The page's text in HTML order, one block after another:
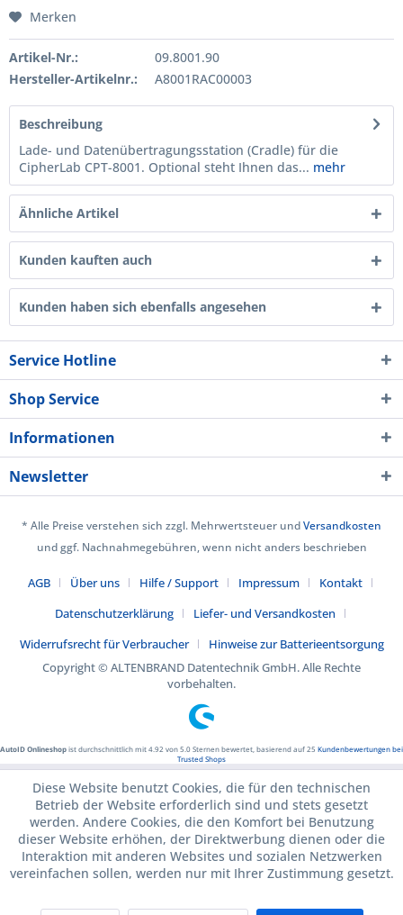
Merken
Artikel-Nr.:
09.8001.90
Hersteller-Artikelnr.:
A8001RAC00003
Beschreibung
Lade- und Datenübertragungsstation (Cradle) für die
CipherLab CPT-8001. Optional steht Ihnen das... mehr
Ähnliche Artikel
Kunden kauften auch
Kunden haben sich ebenfalls angesehen
Service Hotline
Shop Service
Informationen
Newsletter
* Alle Preise verstehen sich zzgl. Mehrwertsteuer undVersandkosten
und ggf. Nachnahmegebühren, wenn nicht anders beschrieben
AGB Über uns Hilfe / Support Impressum
Kontakt
Datenschutzerklärung
Liefer- und Versandkosten
Widerrufsrecht für Verbraucher
Hinweise zur Batterieentsorgung
Copyright © ALTENBRAND Datentechnik GmbH. Alle Rechte
vorbehalten.
AutoID Onlineshopist durchschnittlich mit4.92 von5.0Sternen bewertet, basierend auf25 Kundenbewertungen bei
Trusted Shops
Diese Website benutzt Cookies, die für den technischen
Betrieb der Website erforderlich sind und stets gesetzt
werden. Andere Cookies, die den Komfort bei Benutzung
dieser Website erhöhen, der Direktwerbung dienen oder die
Interaktion mit anderen Websites und sozialen Netzwerken
vereinfachen sollen, werden nur mit Ihrer Zustimmung gesetzt.